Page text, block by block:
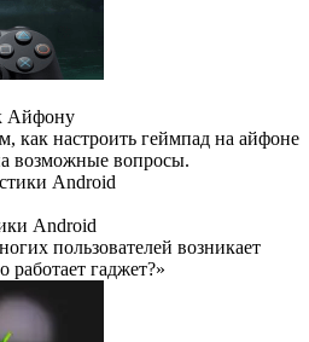
Айфону
как настроить геймпад на айфоне
возможные вопросы.
Android
пользователей возникает
гаджет?»